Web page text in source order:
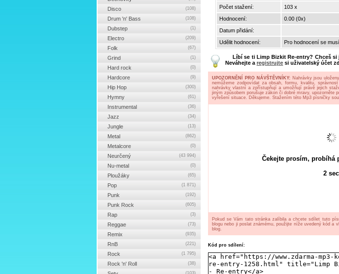
Počet stažení:
103 x
Hodnocení:
0.00 (0x)
Datum přidání:
Udělit hodnocení:
Pro hodnocení se
Líbí se ti Limp Bizkit Re-entry? Chceš
Neváhejte a registrujte si uživatelský účet
UPOZORNĚNÍ PRO NÁVŠTĚVNÍKY: Nahrávky jsou
nemůžeme zodpovídat za obsah, formu, kvalitu,
nahrávky vlastní a zpřístupňují a umožňují právě jejich
jiným způsobem porušuje zákon či dobré mravy,
vyřešení situace. Děkujeme. Stažením této Mp3 písničky
Čekejte prosím, probíhá
2
Pokud se Vám tato stránka zalíbila a chcete sdílet tuto
blogu nebo ji poslat známému, použijte níže uvedený kód a
blog.
Kód pro sdílení:
Disco (108)
Drum 'n' Bass (108)
Dubstep (1)
Electro (209)
Folk (67)
Grind (1)
Hard rock (0)
Hardcore (9)
Hip Hop (300)
Hymny (61)
Instrumental (36)
Jazz (34)
Jungle (13)
Metal (862)
Metalcore (0)
Neurčený (43 994)
Nu-metal (0)
Ploužáky (65)
Pop (1 871)
Punk (192)
Punk Rock (605)
Rap (3)
Reggae (73)
Remix (935)
RnB (221)
Rock (1 795)
Rock 'n' Roll (38)
(103)